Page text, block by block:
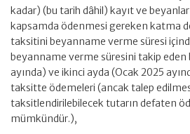
kadar) (bu tarih dâhil) kayıt ve
kapsamda ödenmesi gereken katma
taksitini beyanname verme süresi
beyanname verme süresini takip eden
ayında) ve ikinci ayda (Ocak 2025
taksitte ödemeleri (ancak talep
taksitlendirilebilecek tutarın defaten
mümkündür.),